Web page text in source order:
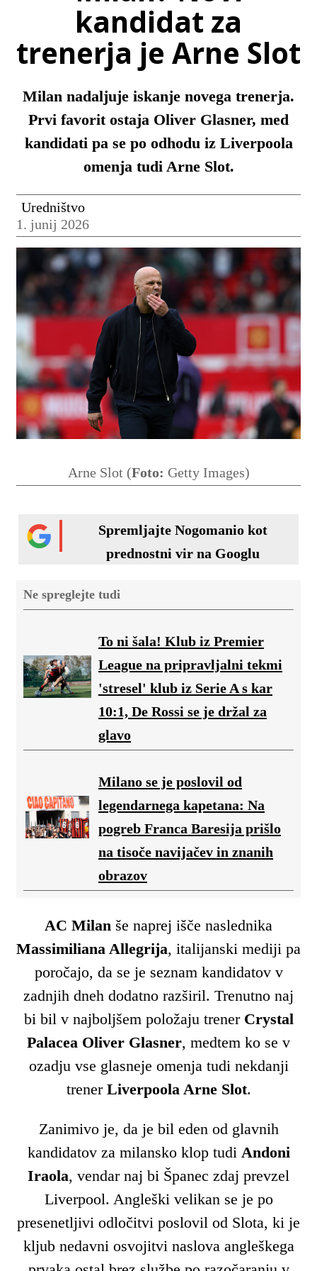
kandidat za
trenerja je Arne Slot
Milan nadaljuje iskanje novega trenerja.
Prvi favorit ostaja Oliver Glasner, med
kandidati pa se po odhodu iz Liverpoola
omenja tudi Arne Slot.
Uredništvo
1. junij 2026
Arne Slot (Foto: Getty Images)
Spremljajte Nogomanio kot
prednostni vir na Googlu
Ne spreglejte tudi
To ni šala! Klub iz Premier
League na pripravljalni tekmi
'stresel' klub iz Serie A s kar
10:1, De Rossi se je držal za
glavo
Milano se je poslovil od
legendarnega kapetana: Na
pogreb Franca Baresija prišlo
na tisoče navijačev in znanih
obrazov
AC Milan še naprej išče naslednika
Massimiliana Allegrija, italijanski mediji pa
poročajo, da se je seznam kandidatov v
zadnjih dneh dodatno razširil. Trenutno naj
bi bil v najboljšem položaju trener Crystal
Palacea Oliver Glasner, medtem ko se v
ozadju vse glasneje omenja tudi nekdanji
trener Liverpoola Arne Slot.
Zanimivo je, da je bil eden od glavnih
kandidatov za milansko klop tudi Andoni
Iraola, vendar naj bi Španec zdaj prevzel
Liverpool. Angleški velikan se je po
presenetljivi odločitvi poslovil od Slota, ki je
kljub nedavni osvojitvi naslova angleškega